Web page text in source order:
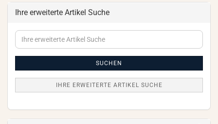
Ihre erweiterte Artikel Suche
Ihre
erweiterte
SUCHEN
IHRE ERWEITERTE ARTIKEL SUCHE